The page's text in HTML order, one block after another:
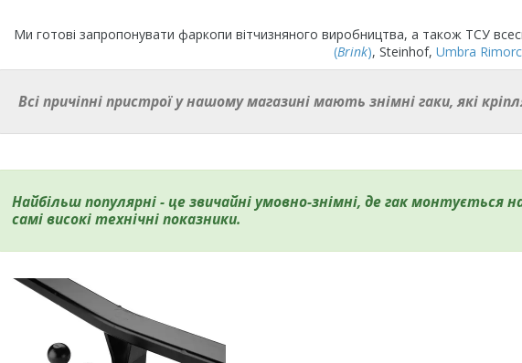
Ми готові запропонувати фаркопи вітчизняного виробництва, а також ТСУ
(Brink), Steinhof, Umbra
Всі причіпні пристрої у нашому магазині мають знімні гаки, які
Найбільш популярні - це звичайні умовно-знімні, де гак монтується
самі високі технічні показники.